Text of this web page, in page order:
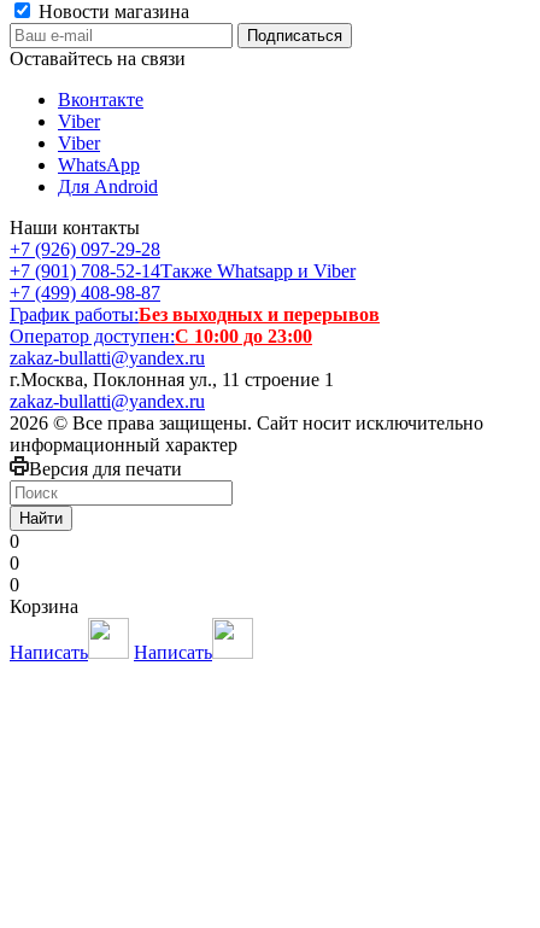
Новости магазина
Оставайтесь на связи
Вконтакте
Viber
Viber
WhatsApp
Для Android
Наши контакты
+7 (926) 097-29-28
+7 (901) 708-52-14Также Whatsapp и Viber
+7 (499) 408-98-87
График работы:Без выходных и перерывов
Оператор доступен:С 10:00 до 23:00
zakaz-bullatti@yandex.ru
г.Москва, Поклонная ул., 11 строение 1
zakaz-bullatti@yandex.ru
2026 © Все права защищены. Сайт носит исключительно
информационный характер
Версия для печати
Найти
0
0
0
Корзина
Написать Написать